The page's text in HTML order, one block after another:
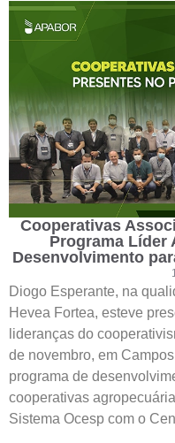
Cooperativas
Programa Líder
Desenvolvimento
Diogo Esperante, na
Hevea Fortea, esteve
lideranças do
de novembro, em
programa de
cooperativas
Sistema Ocesp com o